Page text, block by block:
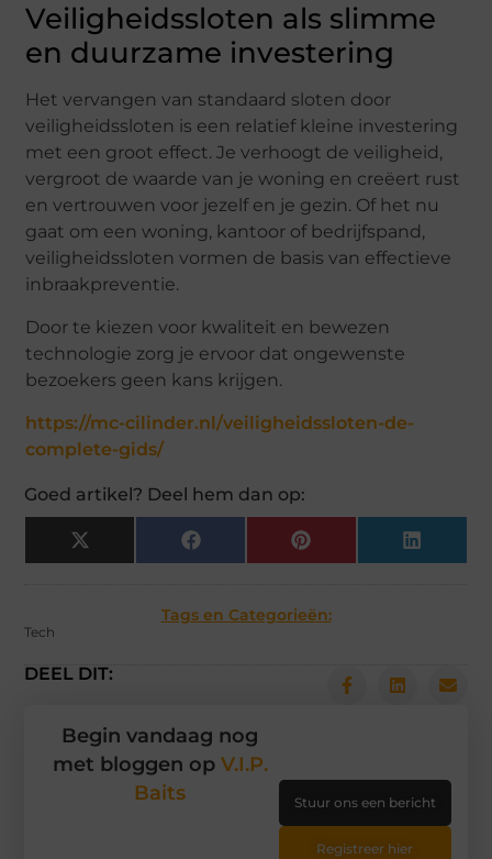
Veiligheidssloten als slimme
en duurzame investering
Het vervangen van standaard sloten door
veiligheidssloten is een relatief kleine investering
met een groot effect. Je verhoogt de veiligheid,
vergroot de waarde van je woning en creëert rust
en vertrouwen voor jezelf en je gezin. Of het nu
gaat om een woning, kantoor of bedrijfspand,
veiligheidssloten vormen de basis van effectieve
inbraakpreventie.
Door te kiezen voor kwaliteit en bewezen
technologie zorg je ervoor dat ongewenste
bezoekers geen kans krijgen.
https://mc-cilinder.nl/veiligheidssloten-de-
complete-gids/
Goed artikel? Deel hem dan op:
X
(Twitter)
Facebook Pinterest LinkedIn
Tags en Categorieën:
Tech
DEEL DIT:
Begin vandaag nog
met bloggen op V.I.P.
Baits
Stuur ons een bericht
Registreer hier